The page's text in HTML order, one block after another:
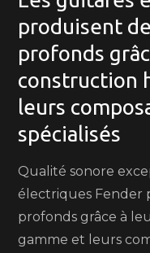
produisent
profonds
construction
leurs
spécialisés
Qualité sonore
électriques Fender
profonds grâce à
gamme et leurs